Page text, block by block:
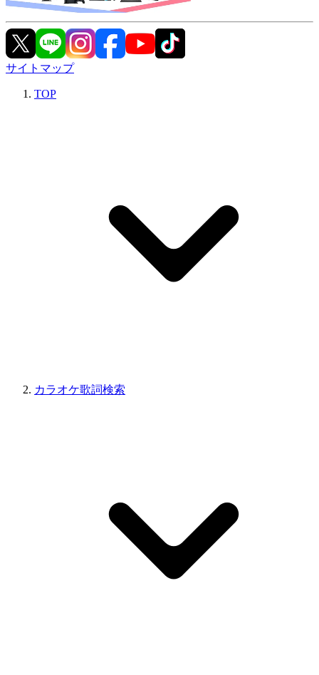
サイトマップ
TOP
カラオケ歌詞検索